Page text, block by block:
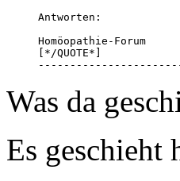
Antworten:
Homöopathie-Forum
[*/QUOTE*]
Was da
Es geschieht